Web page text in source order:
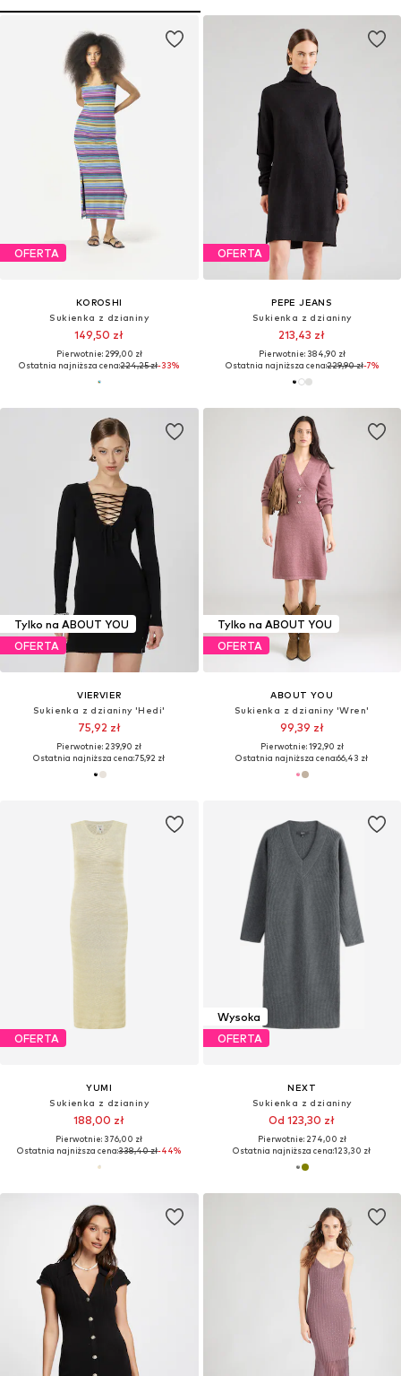
OFERTA
KOROSHI
Sukienka z dzianiny
149,50 zł
Pierwotnie: 299,00 zł
Ostatnia najniższa cena:224,25 zł-33%
OFERTA
PEPE JEANS
Sukienka z dzianiny
213,43 zł
Pierwotnie: 384,90 zł
Ostatnia najniższa cena:229,90 zł-7%
Tylko na ABOUT YOU
OFERTA
VIERVIER
Sukienka z dzianiny 'Hedi'
75,92 zł
Pierwotnie: 239,90 zł
Ostatnia najniższa cena:75,92 zł
Tylko na ABOUT YOU
OFERTA
ABOUT YOU
Sukienka z dzianiny 'Wren'
99,39 zł
Pierwotnie: 192,90 zł
Ostatnia najniższa cena:66,43 zł
OFERTA
YUMI
Sukienka z dzianiny
188,00 zł
Pierwotnie: 376,00 zł
Ostatnia najniższa cena:338,40 zł-44%
Wysoka
OFERTA
NEXT
Sukienka z dzianiny
Od 123,30 zł
Pierwotnie: 274,00 zł
Ostatnia najniższa cena:123,30 zł